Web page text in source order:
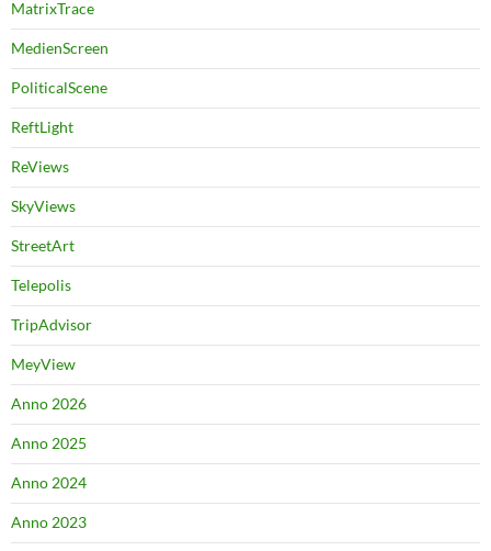
MatrixTrace
MedienScreen
PoliticalScene
ReftLight
ReViews
SkyViews
StreetArt
Telepolis
TripAdvisor
MeyView
Anno 2026
Anno 2025
Anno 2024
Anno 2023